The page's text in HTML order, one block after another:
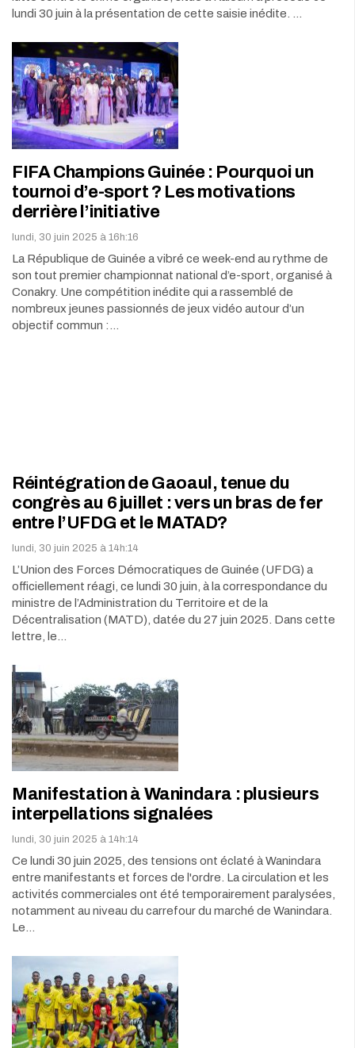
lundi 30 juin à la présentation de cette saisie inédite. …
FIFA Champions Guinée : Pourquoi un
tournoi d’e-sport ? Les motivations
derrière l’initiative
lundi, 30 juin 2025 à 16h:16
La République de Guinée a vibré ce week-end au rythme de
son tout premier championnat national d’e-sport, organisé à
Conakry. Une compétition inédite qui a rassemblé de
nombreux jeunes passionnés de jeux vidéo autour d’un
objectif commun :…
Réintégration de Gaoaul, tenue du
congrès au 6 juillet : vers un bras de fer
entre l’UFDG et le MATAD?
lundi, 30 juin 2025 à 14h:14
L’Union des Forces Démocratiques de Guinée (UFDG) a
officiellement réagi, ce lundi 30 juin, à la correspondance du
ministre de l’Administration du Territoire et de la
Décentralisation (MATD), datée du 27 juin 2025. Dans cette
lettre, le…
Manifestation à Wanindara : plusieurs
interpellations signalées
lundi, 30 juin 2025 à 14h:14
Ce lundi 30 juin 2025, des tensions ont éclaté à Wanindara
entre manifestants et forces de l'ordre. La circulation et les
activités commerciales ont été temporairement paralysées,
notamment au niveau du carrefour du marché de Wanindara.
Le…